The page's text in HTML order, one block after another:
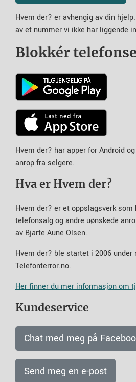
Hvem der? er avhengig av din
av et nummer vi ikke har liggende
Blokkér
Hvem der? har apper for Android
anrop fra selgere.
Hva er Hvem der?
Hvem der? er et oppslagsverk
telefonsalg og andre uønskede
av Bjarte Aune Olsen.
Hvem der? ble startet i 2006 under
Telefonterror.no.
Her finner du mer informasjon om
Kundeservice
Chat med meg på
Send meg en e-post